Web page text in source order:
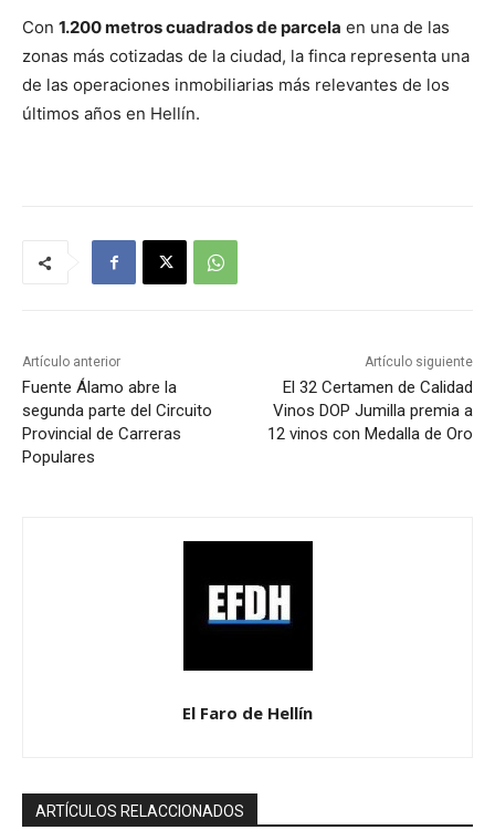
Con 1.200 metros cuadrados de parcela en una de las
zonas más cotizadas de la ciudad, la finca representa una
de las operaciones inmobiliarias más relevantes de los
últimos años en Hellín.
Artículo anterior
Fuente Álamo abre la
segunda parte del Circuito
Provincial de Carreras
Populares
Artículo siguiente
El 32 Certamen de Calidad
Vinos DOP Jumilla premia a
12 vinos con Medalla de Oro
El Faro de Hellín
ARTÍCULOS RELACCIONADOS